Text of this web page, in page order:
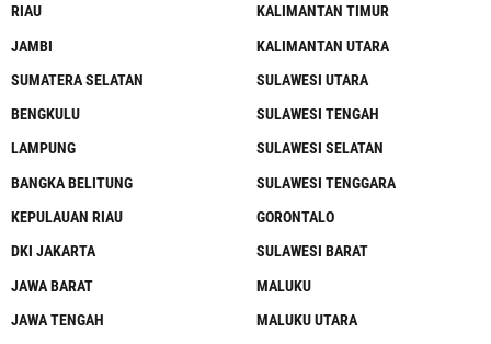
RIAU
JAMBI
SUMATERA SELATAN
BENGKULU
LAMPUNG
BANGKA BELITUNG
KEPULAUAN RIAU
DKI JAKARTA
JAWA BARAT
JAWA TENGAH
KALIMANTAN TIMUR
KALIMANTAN UTARA
SULAWESI UTARA
SULAWESI TENGAH
SULAWESI SELATAN
SULAWESI TENGGARA
GORONTALO
SULAWESI BARAT
MALUKU
MALUKU UTARA